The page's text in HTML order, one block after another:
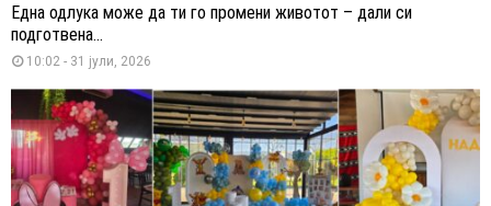
Една одлука може да ти го промени животот – дали си
подготвена...
10:02 - 31 јули, 2026